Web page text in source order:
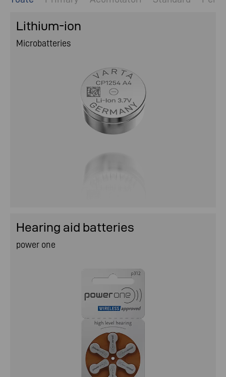
Lithium-ion
Microbatteries
Hearing aid batteries
power one